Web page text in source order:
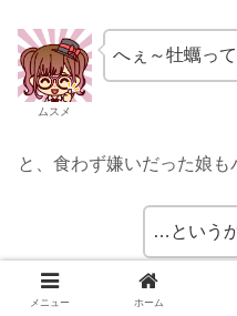
ムスメ
へぇ～牡蠣っ
と、食わず嫌いだった娘も
…という
メニュー ホーム